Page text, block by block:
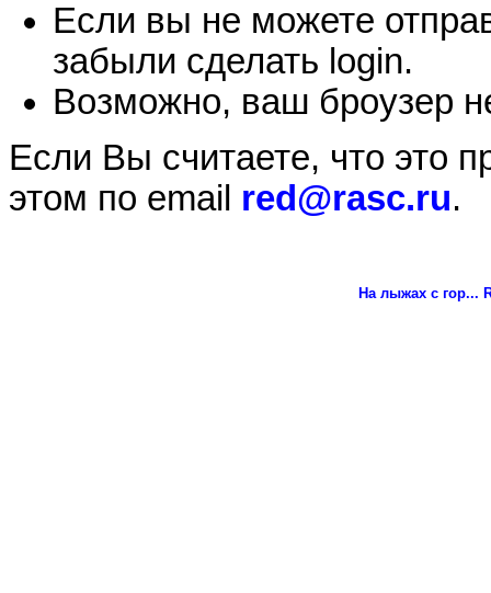
Если вы не можете
забыли сделать login.
Возможно, ваш броузер
Если Вы считаете, что это
этом по email red@rasc.ru.
На лыжах с гор...